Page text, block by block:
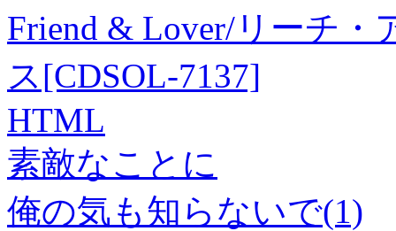
Friend & Lover/リーチ
ス[CDSOL-7137]
HTML
素敵なことに
俺の気も知らないで(1)